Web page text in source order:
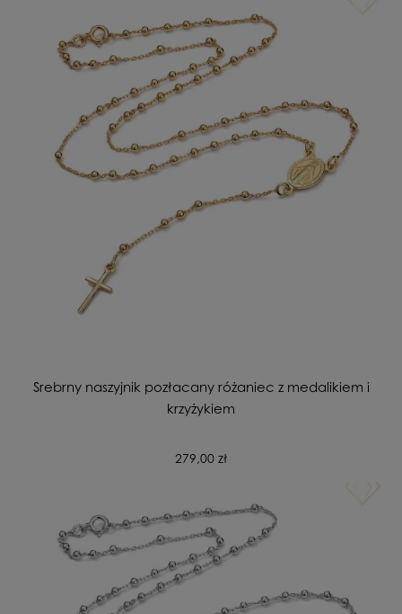
Srebrny naszyjnik pozłacany różaniec z medalikiem i
krzyżykiem
279,00 zł